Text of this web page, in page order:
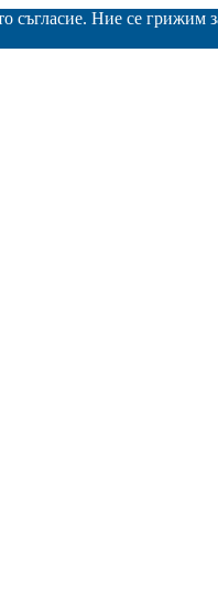
съгласие. Ние се